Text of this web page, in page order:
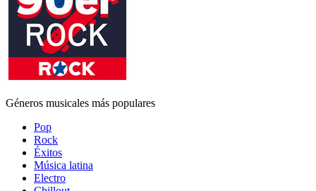
Géneros musicales más populares
Pop
Rock
Éxitos
Música latina
Electro